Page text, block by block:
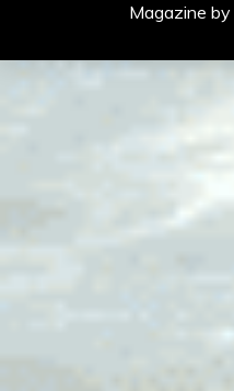
Magazine by